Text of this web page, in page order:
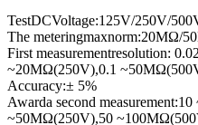
TestDCVoltage:125V/250V/
The meteringmaxnorm:20MΩ/
First measurementresolution: 0.02
~20MΩ(250V),0.1 ~50MΩ(
Accuracy:± 5%
Awarda second measurement:10
~50MΩ(250V),50 ~100MΩ(